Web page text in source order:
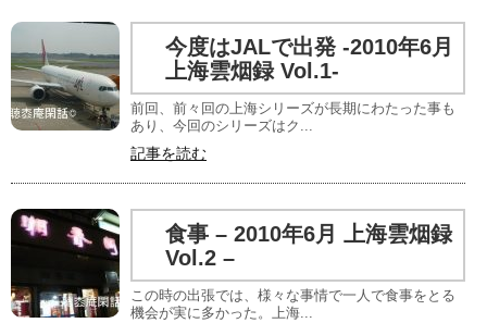
今度はJALで出発 -2010年6月
上海雲烟録 Vol.1-
前回、前々回の上海シリーズが長期にわたった事も
あり、今回のシリーズはク...
記事を読む
食事 – 2010年6月 上海雲烟録
Vol.2 –
この時の出張では、様々な事情で一人で食事をとる
機会が実に多かった。上海...